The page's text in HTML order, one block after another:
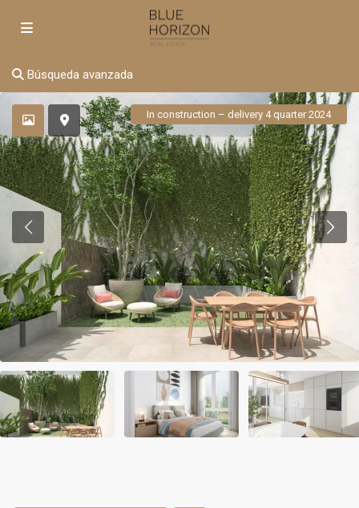
Búsqueda avanzada
In construction – delivery 4 quarter 2024